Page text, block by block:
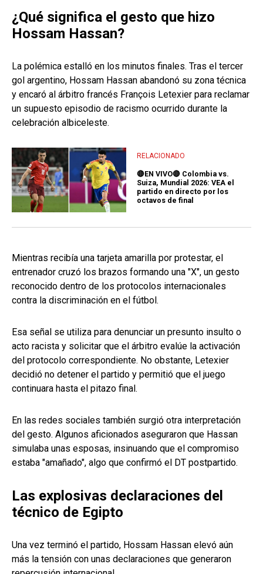
¿Qué significa el gesto que hizo
Hossam Hassan?
La polémica estalló en los minutos finales. Tras el tercer
gol argentino, Hossam Hassan abandonó su zona técnica
y encaró al árbitro francés François Letexier para reclamar
un supuesto episodio de racismo ocurrido durante la
celebración albiceleste.
RELACIONADO
🔴EN VIVO🔴 Colombia vs.
Suiza, Mundial 2026: VEA el
partido en directo por los
octavos de final
Mientras recibía una tarjeta amarilla por protestar, el
entrenador cruzó los brazos formando una "X", un gesto
reconocido dentro de los protocolos internacionales
contra la discriminación en el fútbol.
Esa señal se utiliza para denunciar un presunto insulto o
acto racista y solicitar que el árbitro evalúe la activación
del protocolo correspondiente. No obstante, Letexier
decidió no detener el partido y permitió que el juego
continuara hasta el pitazo final.
En las redes sociales también surgió otra interpretación
del gesto. Algunos aficionados aseguraron que Hassan
simulaba unas esposas, insinuando que el compromiso
estaba "amañado", algo que confirmó el DT postpartido.
Las explosivas declaraciones del
técnico de Egipto
Una vez terminó el partido, Hossam Hassan elevó aún
más la tensión con unas declaraciones que generaron